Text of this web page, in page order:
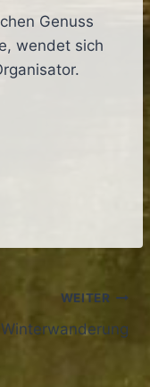
Genuss
wendet sich
WEITER
Winterwanderung